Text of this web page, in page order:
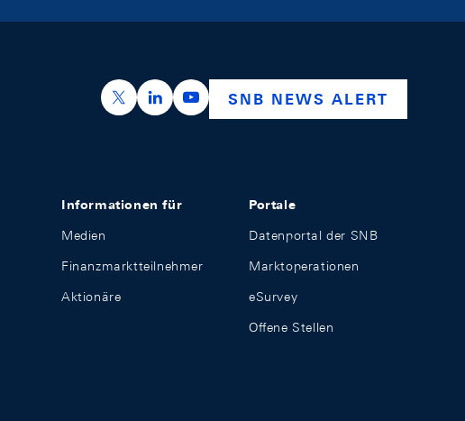
https://x.com/snb_bns
https://ch.linkedin.com/company/swiss-
https://www.youtube.com/
SNB NEWS ALERT
Informationen für
Medien
Finanzmarktteilnehmer
Aktionäre
Portale
Datenportal der SNB
Marktoperationen
eSurvey
Offene Stellen